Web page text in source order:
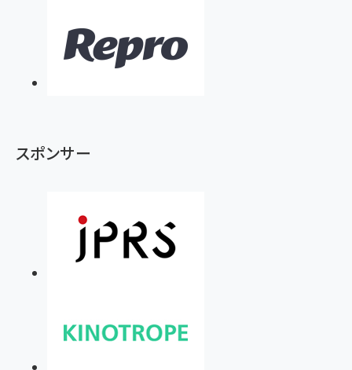
スポンサー